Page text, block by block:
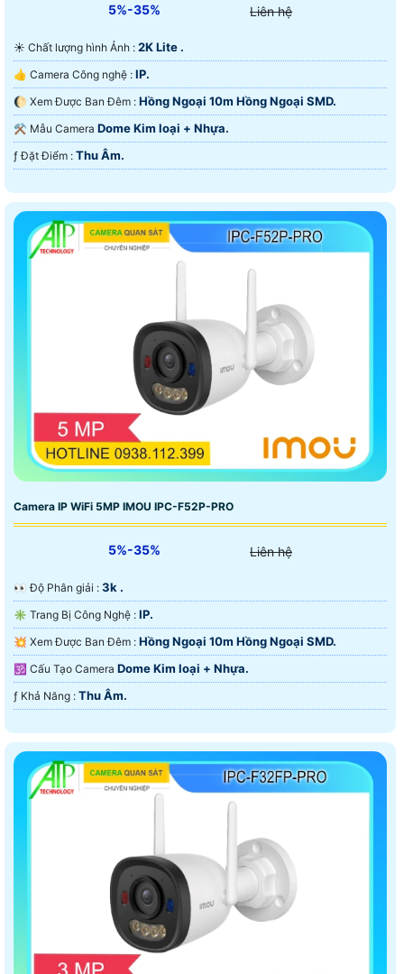
5%-35% Liên hệ
☀️ Chất lượng hình Ảnh : 2K Lite .
👍 Camera Công nghệ : IP.
🌔 Xem Được Ban Đêm : Hồng Ngoại 10m Hồng Ngoại SMD.
⚒ Mẫu Camera Dome Kim loại + Nhựa.
️ƒ Đặt Điểm : Thu Âm.
Camera IP WiFi 5MP IMOU IPC-F52P-PRO
5%-35% Liên hệ
️👀 Độ Phân giải : 3k .
✳️ Trang Bị Công Nghệ : IP.
💥 Xem Được Ban Đêm : Hồng Ngoại 10m Hồng Ngoại SMD.
🕉️ Cấu Tạo Camera Dome Kim loại + Nhựa.
️ƒ Khả Năng : Thu Âm.